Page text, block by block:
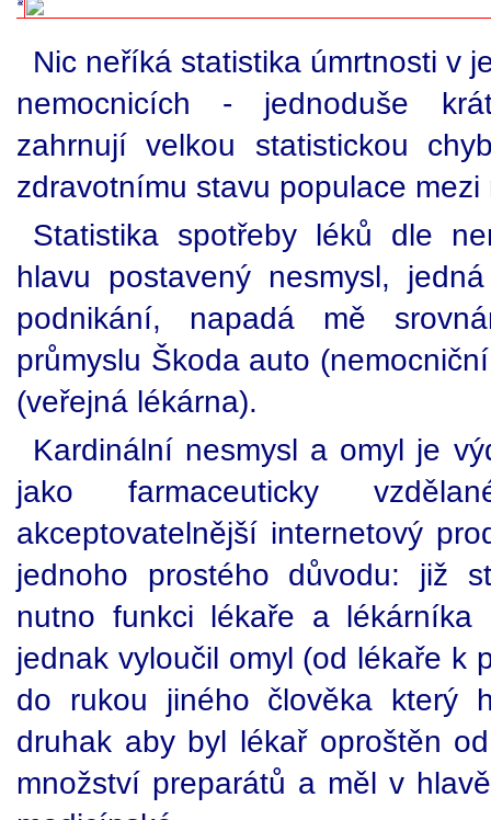
Nic neříká statistika úmrtnosti v
nemocnicích - jednoduše
zahrnují velkou statistickou
zdravotnímu stavu populace
Statistika spotřeby léků dle
hlavu postavený nesmysl,
podnikání, napadá mě
průmyslu Škoda auto
(veřejná lékárna).
Kardinální nesmysl a omyl je
jako farmaceuticky
akceptovatelnější internetový
jednoho prostého důvodu: již
nutno funkci lékaře a
jednak vyloučil omyl (od lékaře k
do rukou jiného člověka který
druhak aby byl lékař oproštěn
množství preparátů a měl v